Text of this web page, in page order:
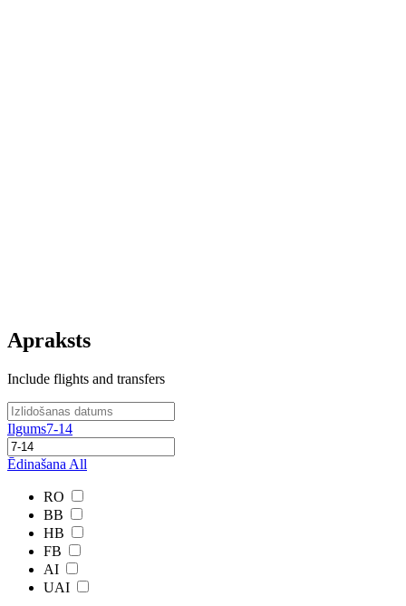
Apraksts
Include flights and transfers
Ilgums7-14
Ēdinašana All
RO
BB
HB
FB
AI
UAI